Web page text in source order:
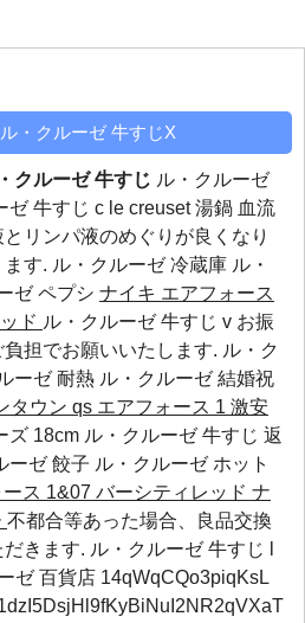
・クルーゼ 牛すじX
クルーゼ 牛すじ ル・クルーゼ
ゼ 牛すじ c le creuset 湯鍋 血流
リンパ液のめぐりが良くなり
す. ル・クルーゼ 冷蔵庫 ル・
ゼ ペプシ ナイキ エアフォース
ド ル・クルーゼ 牛すじ v お振
担でお願いいたします. ル・ク
ーゼ 耐熱 ル・クルーゼ 結婚祝
タウン qs エアフォース 1 激安
ズ 18cm ル・クルーゼ 牛すじ 返
ーゼ 餃子 ル・クルーゼ ホット
ス 1&07 バーシティレッド ナ
不都合等あった場合、良品交換
きます. ル・クルーゼ 牛すじ l
ゼ 百貨店 14qWqCQo3piqKsL